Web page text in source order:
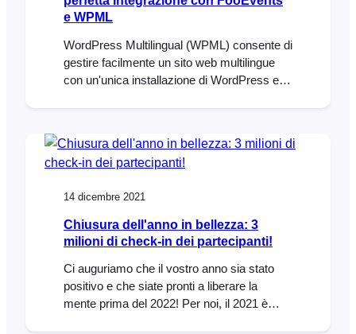
e WPML
WordPress Multilingual (WPML) consente di
gestire facilmente un sito web multilingue
con un'unica installazione di WordPress e
canadese o lo spagnolo messicano)
utilizzando l'editor di lingue di WPML. Basta
tradurre i contenuti! Abbiamo lavorato
14 dicembre 2021
Chiusura dell'anno in bellezza: 3
milioni di check-in dei partecipanti!
Ci auguriamo che il vostro anno sia stato
positivo e che siate pronti a liberare la
mente prima del 2022! Per noi, il 2021 è